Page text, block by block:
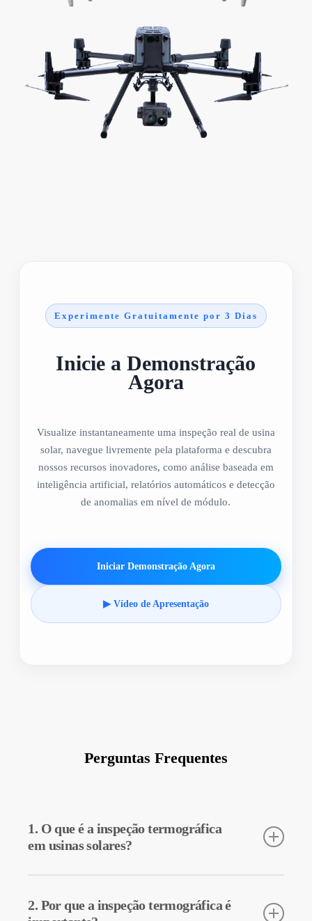
Experimente Gratuitamente por 3 Dias
Inicie a Demonstração
Agora
Visualize instantaneamente uma inspeção real de usina
solar, navegue livremente pela plataforma e descubra
nossos recursos inovadores, como análise baseada em
inteligência artificial, relatórios automáticos e detecção
de anomalias em nível de módulo.
Iniciar Demonstração Agora
▶ Vídeo de Apresentação
Perguntas Frequentes
1. O que é a inspeção termográfica
em usinas solares?
Com essa inspeção, possíveis falhas podem ser detectadas
2. Por que a inspeção termográfica é